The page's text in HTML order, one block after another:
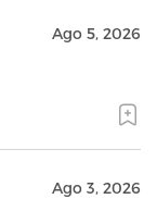
Ago 5, 2026
Ago 3, 2026